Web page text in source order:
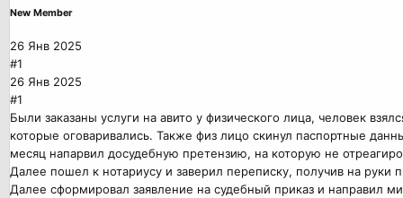
New Member
26 Янв 2025
#1
26 Янв 2025
#1
Были заказаны услуги на авито у физического лица, человек
которые оговаривались. Также физ лицо скинул паспортные
месяц напарвил досудебную претензию, на которую не
Далее пошел к нотариусу и заверил переписку, получив на руки
Далее сформировал заявление на судебный приказ и направил